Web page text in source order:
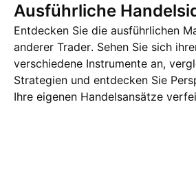
Ausführliche
Entdecken Sie die ausführlichen
anderer Trader. Sehen Sie sich
verschiedene Instrumente an,
Strategien und entdecken Sie
Ihre eigenen Handelsansätze